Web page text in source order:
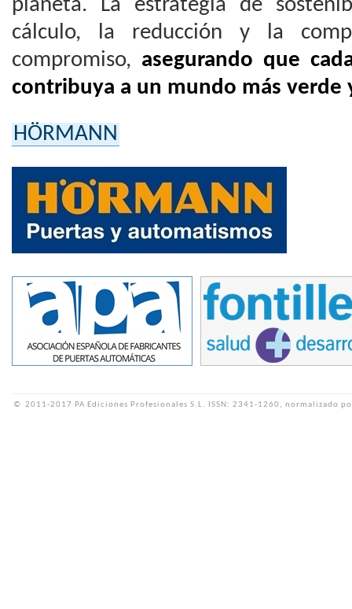
planeta. La estrategia de
cálculo, la reducción y la
compromiso, asegurando que
contribuya a un mundo más verde
HÖRMANN
© 2011-2017 PA Ediciones Profesionales S.L. ISSN: 2341-1260, normalizado